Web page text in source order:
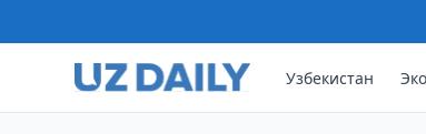
Узбекистан